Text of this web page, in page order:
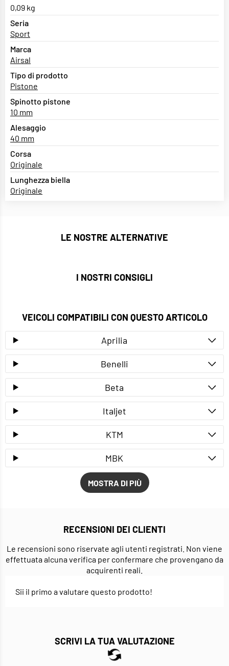
0,09 kg
Seria
Sport
Marca
Airsal
Tipo di prodotto
Pistone
Spinotto pistone
10 mm
Alesaggio
40 mm
Corsa
Originale
Lunghezza biella
Originale
LE NOSTRE ALTERNATIVE
I NOSTRI CONSIGLI
VEICOLI COMPATIBILI CON QUESTO ARTICOLO
Aprilia
Benelli
Beta
Italjet
KTM
MBK
MOSTRA DI PIÙ
RECENSIONI DEI CLIENTI
Le recensioni sono riservate agli utenti registrati. Non viene
effettuata alcuna verifica per confermare che provengano da
acquirenti reali.
Sii il primo a valutare questo prodotto!
SCRIVI LA TUA VALUTAZIONE